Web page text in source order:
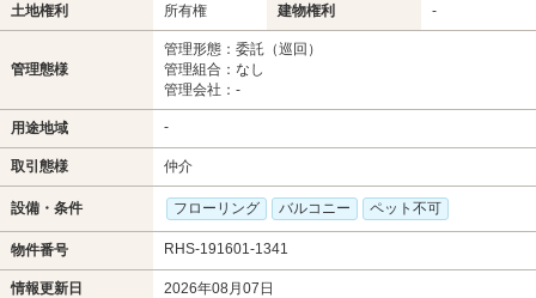
土地権利 所有権 建物権利 -
管理態様
管理形態：委託（巡回）
管理組合：なし
管理会社：-
用途地域 -
取引態様 仲介
設備・条件 フローリング バルコニー ペット不可
物件番号 RHS-191601-1341
情報更新日 2026年08月07日